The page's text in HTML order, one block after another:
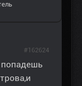
#162624